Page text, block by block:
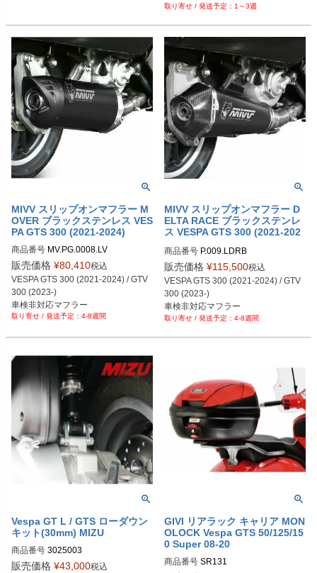
1～3週
MIVV スリップオンマフラー M
OVER ブラックステンレス VES
PA GTS 300 (2021-2024)
商品番号 MV.PG.0008.LV
販売価格 ¥80,410税込
VESPA GTS 300 (2021-2024) / GTV
300 (2023-)
車検非対応マフラー
4-8週間
MIVV スリップオンマフラー D
ELTA RACE ブラックステンレ
ス VESPA GTS 300 (2021-202
商品番号 P.009.LDRB
販売価格 ¥115,500税込
VESPA GTS 300 (2021-2024) / GTV
300 (2023-)
車検非対応マフラー
4-8週間
Vespa GT L / GTS ローダウン
キット(30mm) MIZU
商品番号 3025003
販売価格 ¥43,000税込
GIVI リアラック キャリア MON
OLOCK Vespa GTS 50/125/15
0 Super 08-20
商品番号 SR131